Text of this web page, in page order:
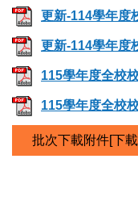
更新-114學年度
更新-114學年度
115學年度全校
115學年度全校
批次下載附件[下